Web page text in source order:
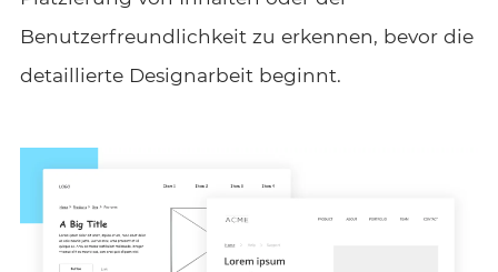
Benutzerfreundlichkeit zu erkennen, bevor die
detaillierte Designarbeit beginnt.